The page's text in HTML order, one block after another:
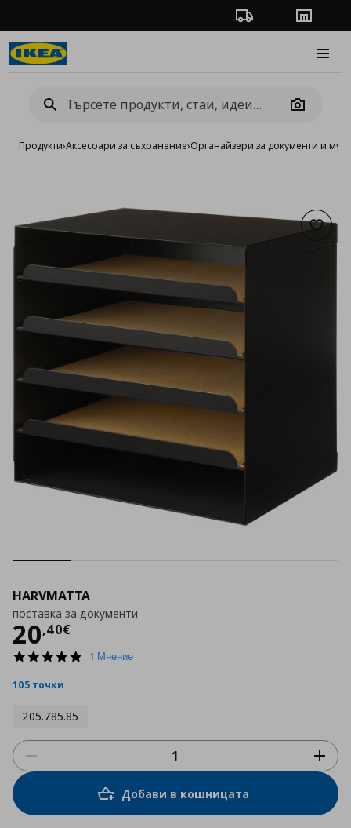
Проследяване на
Camera
Продукти›Аксесоари за съхранение›Органайзери за документи и
HARVMATTA
поставка за документи
20,40€
Цена
5.01 Мнение
105 точки
205.785.85
Добави в кошницата